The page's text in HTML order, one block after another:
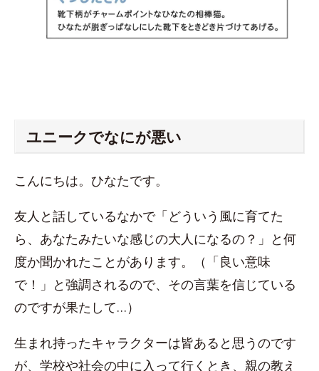
ユニークでなにが悪い
こんにちは。ひなたです。
友人と話しているなかで「どういう風に育てた
ら、あなたみたいな感じの大人になるの？」と何
度か聞かれたことがあります。（「良い意味
で！」と強調されるので、その言葉を信じている
のですが果たして…）
生まれ持ったキャラクターは皆あると思うのです
が、学校や社会の中に入って行くとき、親の教え